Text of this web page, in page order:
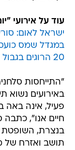
עוד על אירועי
ישראל לאום:
במגדל שמס
20 הרוגים בגבול סוריה
"התייחסות
באירועים נשוא
פעיל, אינה באה
חיים אנו",
בנצרת, השופטת
תושב ואזרח של